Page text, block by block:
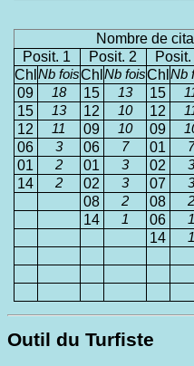
Nombre de
Posit. 1
Posit. 2 Posit.
ChlNb foisChlNb foisChlNb
09 18 15 13 15
15 13 12 10 12
12 11 09 10 09
06 3 06 7 01 7
01 2 01 3 02 3
14 2 02 3 07 3
08 2 08 2
14 1 06 1
14 1
Outil du Turfiste